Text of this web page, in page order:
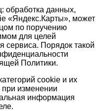
обработка данных,
«Яндекс.Карты», может
по поручению
для целей
сервиса. Порядок такой
Политики.
cookie и их
изменении
информация